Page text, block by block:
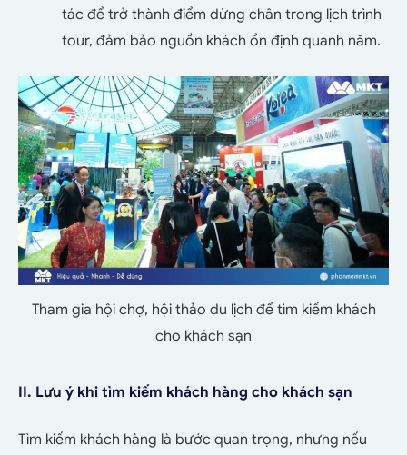
tác để trở thành điểm dừng chân trong lịch trình
tour, đảm bảo nguồn khách ổn định quanh năm.
Tham gia hội chợ, hội thảo du lịch để tìm kiếm khách
cho khách sạn
II. Lưu ý khi tìm kiếm khách hàng cho khách sạn
Tìm kiếm khách hàng là bước quan trọng, nhưng nếu